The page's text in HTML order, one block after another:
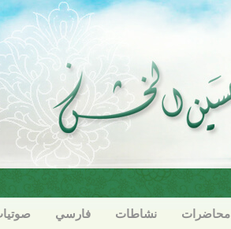
محاضرات نشاطات فارسي